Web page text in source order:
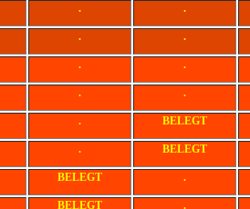
. .
. .
. .
. .
. BELEGT
. BELEGT
BELEGT .
BELEGT .